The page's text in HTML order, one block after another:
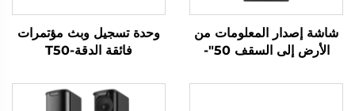
شاشة إصدار المعلومات من
الأرض إلى السقف 50"-
وحدة تسجيل وبث مؤتمرات
فائقة الدقة-T50